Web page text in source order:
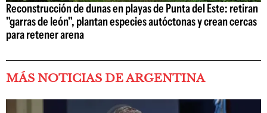
Reconstrucción de dunas en playas de Punta del Este: retiran
"garras de león", plantan especies autóctonas y crean cercas
para retener arena
MÁS NOTICIAS DE ARGENTINA